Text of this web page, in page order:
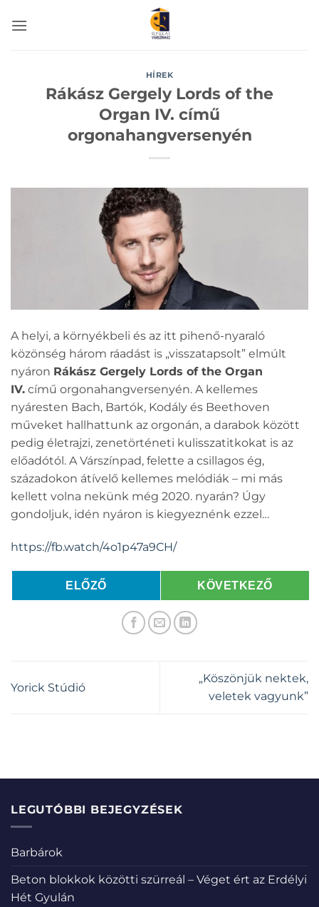
HÍREK
Rákász Gergely Lords of the
Organ IV. című
orgonahangversenyén
A helyi, a környékbeli és az itt pihenő-nyaraló
közönség három ráadást is „visszatapsolt” elmúlt
nyáron Rákász Gergely Lords of the Organ
IV. című orgonahangversenyén. A kellemes
nyáresten Bach, Bartók, Kodály és Beethoven
műveket hallhattunk az orgonán, a darabok között
pedig életrajzi, zenetörténeti kulisszatitkokat is az
előadótól. A Várszínpad, felette a csillagos ég,
századokon átívelő kellemes melódiák – mi más
kellett volna nekünk még 2020. nyarán? Úgy
gondoljuk, idén nyáron is kiegyeznénk ezzel…
https://fb.watch/4o1p47a9CH/
ELŐZŐ KÖVETKEZŐ
Yorick Stúdió
„Köszönjük nektek,
veletek vagyunk”
LEGUTÓBBI BEJEGYZÉSEK
Barbárok
Beton blokkok közötti szürreál – Véget ért az Erdélyi
Hét Gyulán